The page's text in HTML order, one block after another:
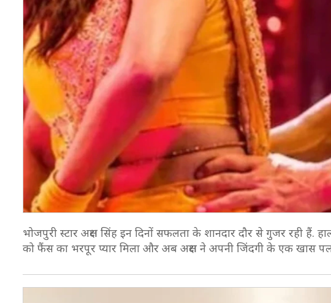
भोजपुरी स्टार अक्षरा सिंह इन दिनों सफलता के शानदार दौर से गुजर रही हैं.
को फैंस का भरपूर प्यार मिला और अब अक्षरा ने अपनी जिंदगी के एक खास